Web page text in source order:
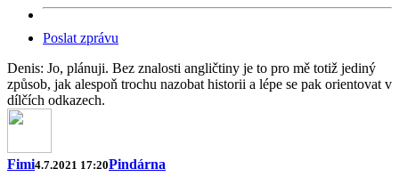
Poslat zprávu
Denis: Jo, plánuji. Bez znalosti angličtiny je to pro mě totiž jediný
způsob, jak alespoň trochu nazobat historii a lépe se pak orientovat v
dílčích odkazech.
Fimi4.7.2021 17:20Pindárna